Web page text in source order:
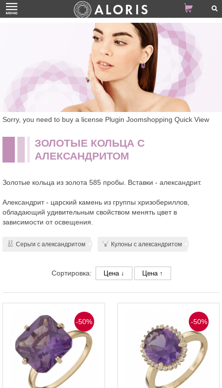
Sorry, you need to buy a license Plugin Joomshopping Quick View
ЗОЛОТЫЕ КОЛЬЦА С
АЛЕКСАНДРИТОМ
Золотые кольца из золота 585 пробы. Вставки - александрит.
Александрит - царский камень из группы хризобериллов,
обладающий удивительным свойством менять цвет в
зависимости от освещения.
Серьги с александритом Кулоны с александритом
Сортировка: Цена ↓ Цена ↑
-50% -50%